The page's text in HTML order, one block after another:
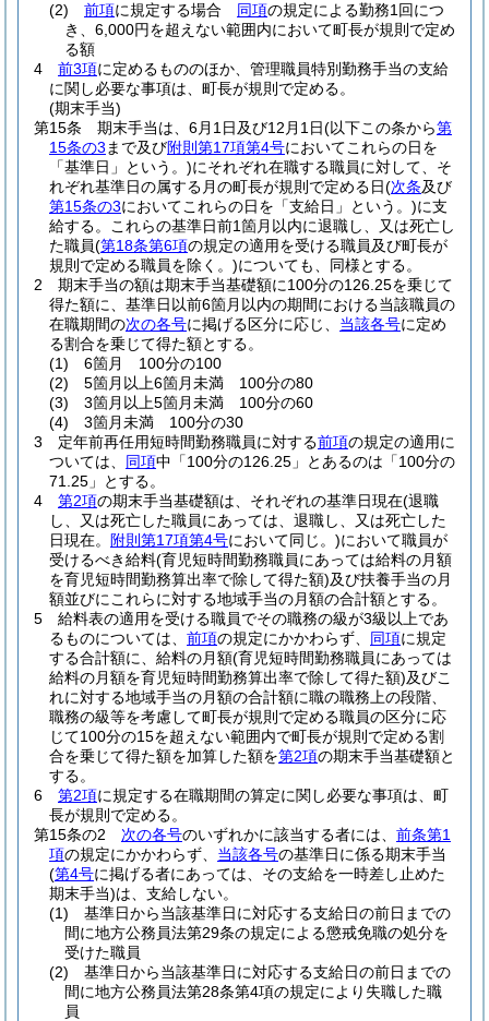
(2)
前項に規定する場合 同項の規定による勤務1回につ
き、6,000円を超えない範囲内において町長が規則で定め
る額
4
前3項に定めるもののほか、管理職員特別勤務手当の支給
に関し必要な事項は、町長が規則で定める。
(期末手当)
第15条
期末手当は、6月1日及び12月1日(以下この条から第
15条の3 まで及び附則第17項第4号においてこれらの日を
「基準日」という。)にそれぞれ在職する職員に対して、そ
れぞれ基準日の属する月の町長が規則で定める日(次条及び
第15条の3においてこれらの日を「支給日」という。)に支
給する。
これらの基準日前1箇月以内に退職し、又は死亡し
た職員(第18条第6項の規定の適用を受ける職員及び町長が
規則で定める職員を除く。)についても、同様とする。
2
期末手当の額は期末手当基礎額に100分の126.25を乗じて
得た額に、基準日以前6箇月以内の期間における当該職員の
在職期間の次の各号に掲げる区分に応じ、 当該各号に定め
る割合を乗じて得た額とする。
(1)
6箇月 100分の100
(2)
5箇月以上6箇月未満 100分の80
(3)
3箇月以上5箇月未満 100分の60
(4)
3箇月未満 100分の30
3
定年前再任用短時間勤務職員に対する前項の規定の適用に
ついては、 同項中「100分の126.25」とあるのは「100分の
71.25」とする。
4
第2項の期末手当基礎額は、それぞれの基準日現在(退職
し、又は死亡した職員にあっては、退職し、又は死亡した
日現在。
附則第17項第4号において同じ。)において職員が
受けるべき給料(育児短時間勤務職員にあっては給料の月額
を育児短時間勤務算出率で除して得た額)及び扶養手当の月
額並びにこれらに対する地域手当の月額の合計額とする。
5
給料表の適用を受ける職員でその職務の級が3級以上であ
るものについては、 前項の規定にかかわらず、 同項に規定
する合計額に、給料の月額(育児短時間勤務職員にあっては
給料の月額を育児短時間勤務算出率で除して得た額)及びこ
れに対する地域手当の月額の合計額に職の職務上の段階、
職務の級等を考慮して町長が規則で定める職員の区分に応
じて100分の15を超えない範囲内で町長が規則で定める割
合を乗じて得た額を加算した額を第2項の期末手当基礎額と
する。
6
第2項に規定する在職期間の算定に関し必要な事項は、町
長が規則で定める。
第15条の2
次の各号のいずれかに該当する者には、 前条第1
項の規定にかかわらず、 当該各号の基準日に係る期末手当
(第4号に掲げる者にあっては、その支給を一時差し止めた
期末手当)は、支給しない。
(1)
基準日から当該基準日に対応する支給日の前日までの
間に地方公務員法第29条の規定による懲戒免職の処分を
受けた職員
(2)
基準日から当該基準日に対応する支給日の前日までの
間に地方公務員法第28条第4項の規定により失職した職
員